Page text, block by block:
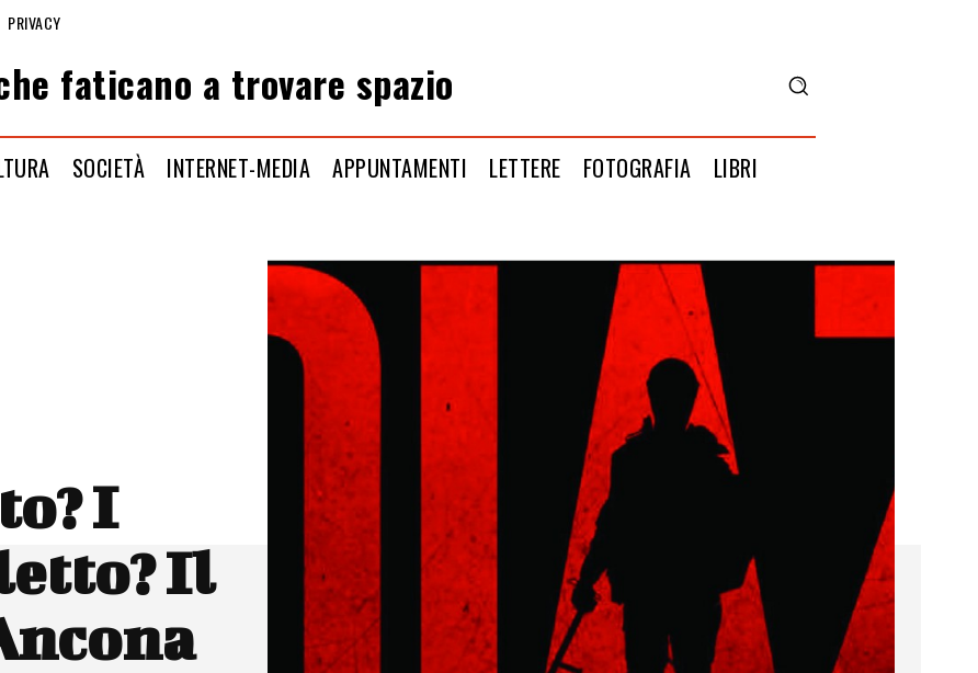
PRIVACY
faticano a trovare spazio
SOCIETÀ INTERNET-MEDIA APPUNTAMENTI LETTERE FOTOGRAFIA LIBRI
I
Il